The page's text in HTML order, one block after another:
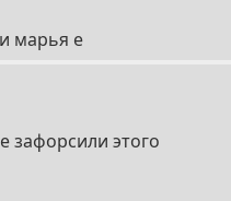
марья е
зафорсили этого